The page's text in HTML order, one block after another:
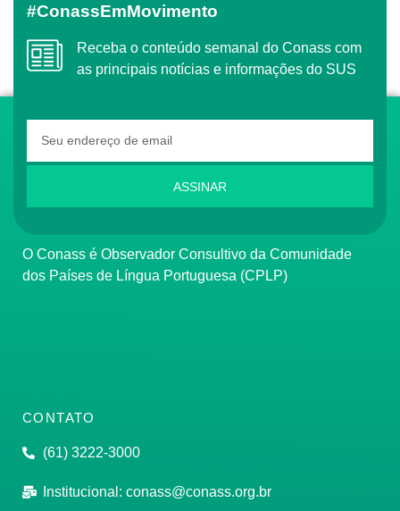
#ConassEmMovimento
Receba o conteúdo semanal do Conass com
as principais notícias e informações do SUS
ASSINAR
O Conass é Observador Consultivo da Comunidade
dos Países de Língua Portuguesa (CPLP)
CONTATO
(61) 3222-3000
Institucional: conass@conass.org.br